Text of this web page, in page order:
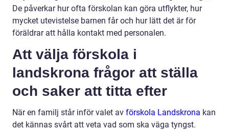
De påverkar hur ofta förskolan kan göra utflykter, hur
mycket utevistelse barnen får och hur lätt det är för
föräldrar att hålla kontakt med personalen.
Att välja förskola i
landskrona frågor att ställa
och saker att titta efter
När en familj står inför valet av förskola Landskrona kan
det kännas svårt att veta vad som ska väga tyngst.